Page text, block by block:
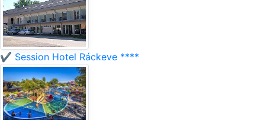
✔️ Session Hotel Ráckeve ****